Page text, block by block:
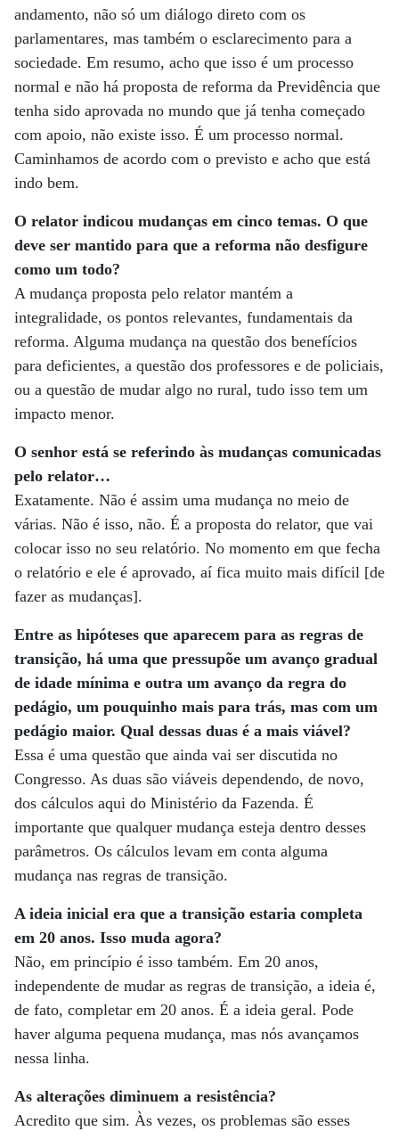
andamento, não só um diálogo direto com os
parlamentares, mas também o esclarecimento para a
sociedade. Em resumo, acho que isso é um processo
normal e não há proposta de reforma da Previdência que
tenha sido aprovada no mundo que já tenha começado
com apoio, não existe isso. É um processo normal.
Caminhamos de acordo com o previsto e acho que está
indo bem.
O relator indicou mudanças em cinco temas. O que
deve ser mantido para que a reforma não desfigure
como um todo?
A mudança proposta pelo relator mantém a
integralidade, os pontos relevantes, fundamentais da
reforma. Alguma mudança na questão dos benefícios
para deficientes, a questão dos professores e de policiais,
ou a questão de mudar algo no rural, tudo isso tem um
impacto menor.
O senhor está se referindo às mudanças comunicadas
pelo relator…
Exatamente. Não é assim uma mudança no meio de
várias. Não é isso, não. É a proposta do relator, que vai
colocar isso no seu relatório. No momento em que fecha
o relatório e ele é aprovado, aí fica muito mais difícil [de
fazer as mudanças].
Entre as hipóteses que aparecem para as regras de
transição, há uma que pressupõe um avanço gradual
de idade mínima e outra um avanço da regra do
pedágio, um pouquinho mais para trás, mas com um
pedágio maior. Qual dessas duas é a mais viável?
Essa é uma questão que ainda vai ser discutida no
Congresso. As duas são viáveis dependendo, de novo,
dos cálculos aqui do Ministério da Fazenda. É
importante que qualquer mudança esteja dentro desses
parâmetros. Os cálculos levam em conta alguma
mudança nas regras de transição.
A ideia inicial era que a transição estaria completa
em 20 anos. Isso muda agora?
Não, em princípio é isso também. Em 20 anos,
independente de mudar as regras de transição, a ideia é,
de fato, completar em 20 anos. É a ideia geral. Pode
haver alguma pequena mudança, mas nós avançamos
nessa linha.
As alterações diminuem a resistência?
Acredito que sim. Às vezes, os problemas são esses